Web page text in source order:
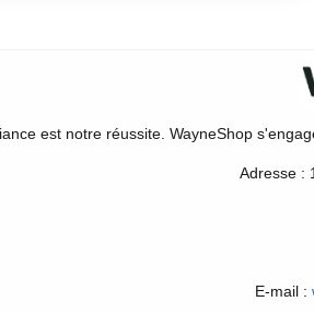
est notre réussite. WayneShop
Adresse :
E-mail :